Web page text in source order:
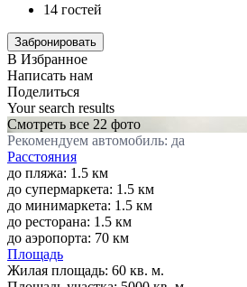
14 гостей
В Избранное
Написать нам
Поделиться
Your search results
Смотреть все 22 фото
Рекомендуем автомобиль: да
Расстояния
до пляжа: 1.5 км
до супермаркета: 1.5 км
до минимаркета: 1.5 км
до ресторана: 1.5 км
до аэропорта: 70 км
Площадь
Жилая площадь: 60 кв. м.